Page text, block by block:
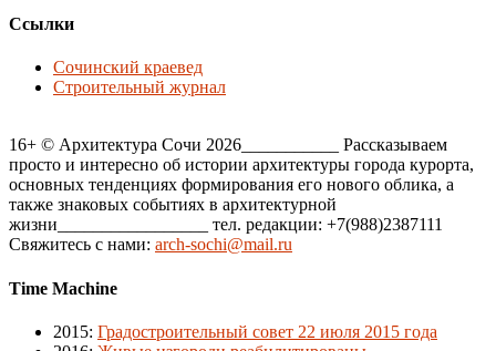
Ссылки
Сочинский краевед
Строительный журнал
16+ © Архитектура Сочи 2026___________ Рассказываем
просто и интересно об истории архитектуры города курорта,
основных тенденциях формирования его нового облика, а
также знаковых событиях в архитектурной
жизни_________________ тел. редакции: +7(988)2387111
Свяжитесь с нами: arch-sochi@mail.ru
Time Machine
2015: Градостроительный совет 22 июля 2015 года